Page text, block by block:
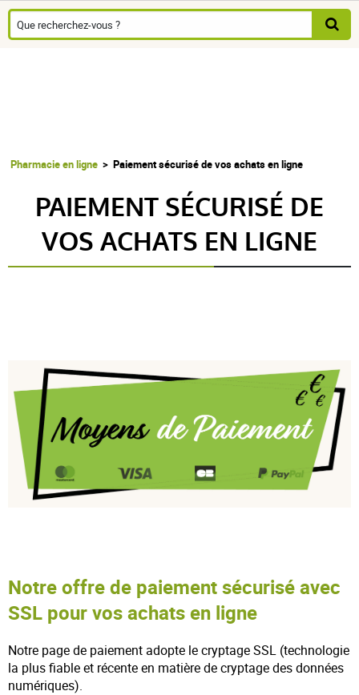
Pharmacie en ligne Paiement sécurisé de vos achats en ligne
PAIEMENT SÉCURISÉ DE
VOS ACHATS EN LIGNE
Notre offre de paiement sécurisé avec
SSL pour vos achats en ligne
Notre page de paiement adopte le cryptage SSL (technologie
la plus fiable et récente en matière de cryptage des données
numériques).